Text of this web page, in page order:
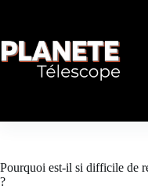
Pourquoi est-il si difficile de
?